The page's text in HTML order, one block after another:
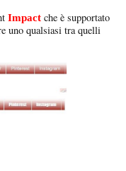
Impact che è supportato
uno qualsiasi tra quelli